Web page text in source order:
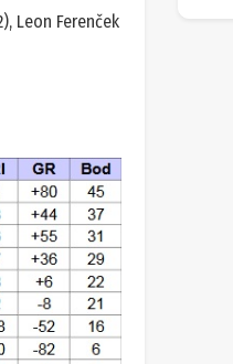
Leon Ferenček